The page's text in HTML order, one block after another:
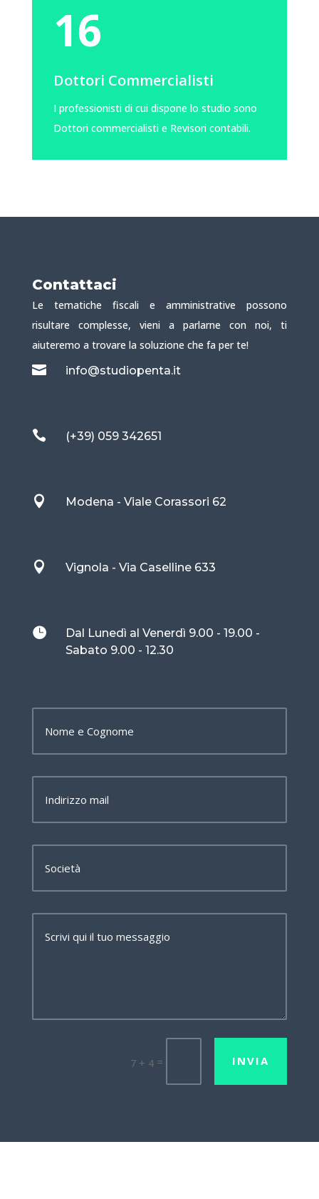
16
Dottori Commercialisti
I professionisti di cui dispone lo studio sono
Dottori commercialisti e Revisori contabili.
Contattaci
Le tematiche fiscali e amministrative possono
risultare complesse, vieni a parlarne con noi, ti
aiuteremo a trovare la soluzione che fa per te!
 info@studiopenta.it
 (+39) 059 342651
 Modena - Viale Corassori 62
 Vignola - Via Caselline 633

Dal Lunedì al Venerdì 9.00 - 19.00 -
Sabato 9.00 - 12.30
7 + 4 = INVIA